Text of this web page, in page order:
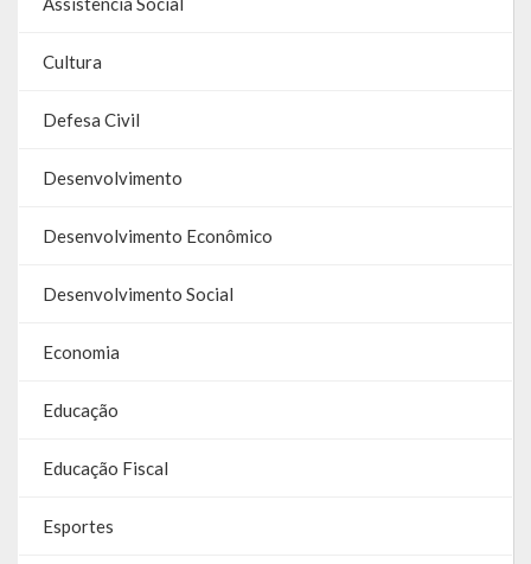
Galeria de Fotos
Vídeos
Programas
Publicações
Covid 19
Cultura
Defesa Civil
Desenvolvimento
Desenvolvimento Econômico
Desenvolvimento Social
Economia
Educação
Educação Fiscal
Esportes